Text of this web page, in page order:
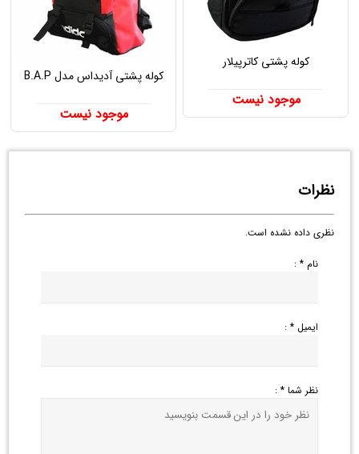
کوله پشتی کاترپیلار
موجود نیست
کوله پشتی آدیداس مدل B.A.P
موجود نیست
نظرات
نظری داده نشده است.
نام * :
ایمیل * :
نظر شما * :